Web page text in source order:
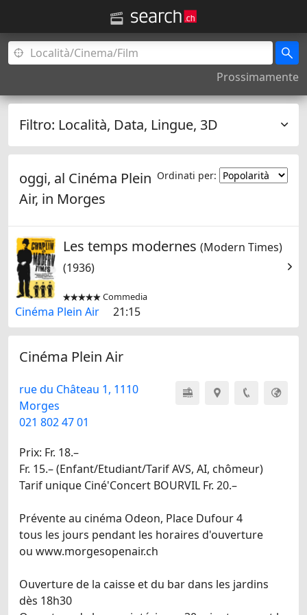
Prossimamente
Filtro: Località, Data, Lingue, 3D
Ordinati per:
oggi, al Cinéma Plein
Air, in Morges
Les temps modernes (Modern Times)
(1936)

 Commedia
Cinéma Plein Air 21:15
Cinéma Plein Air
rue du Château 1, 1110
Morges
021 802 47 01
Prix: Fr. 18.–
Fr. 15.– (Enfant/Etudiant/Tarif AVS, AI, chômeur)
Tarif unique Ciné'Concert BOURVIL Fr. 20.–
Prévente au cinéma Odeon, Place Dufour 4
tous les jours pendant les horaires d'ouverture
ou www.morgesopenair.ch
Ouverture de la caisse et du bar dans les jardins
dès 18h30